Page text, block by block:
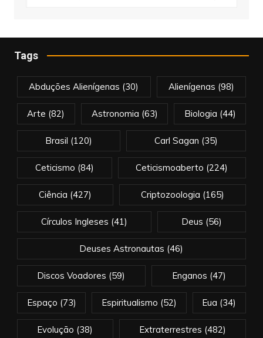
Tags
Abduções Alienígenas (30) Alienígenas (98)
Arte (82) Astronomia (63) Biologia (44)
Brasil (120) Carl Sagan (35)
Ceticismo (84) Ceticismoaberto (224)
Ciência (427) Criptozoologia (165)
Círculos Ingleses (41) Deus (56)
Deuses Astronautas (46)
Discos Voadores (59) Enganos (47)
Espaço (73) Espiritualismo (52) Eua (34)
Evolução (38) Extraterrestres (482)